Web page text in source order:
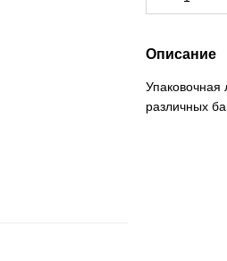
Описание
Упаковочная
различных